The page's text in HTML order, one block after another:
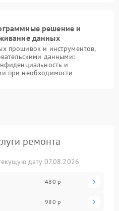
решение и
данных
прошивок и инструментов,
данными:
и
при необходимости
ремонта
дату 07.08.2026
480 р
980 р